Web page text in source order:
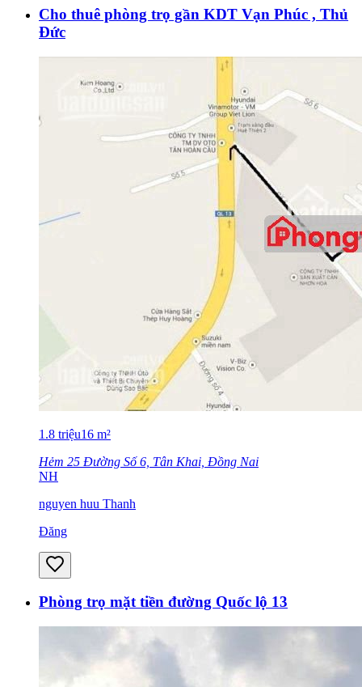
Cho thuê phòng trọ gần KDT Vạn Phúc , Thủ
Đức
1.8 triệu16 m²
Hẻm 25 Đường Số 6, Tân Khai, Đồng Nai
NH
nguyen huu Thanh
Đăng
Phòng trọ mặt tiền đường Quốc lộ 13